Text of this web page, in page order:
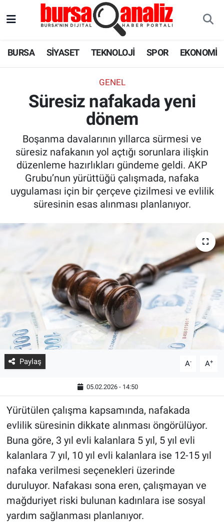
BURSA SİYASET TEKNOLOJİ SPOR EKONOMİ
GENEL
Süresiz nafakada yeni
dönem
Boşanma davalarının yıllarca sürmesi ve
süresiz nafakanın yol açtığı sorunlara ilişkin
düzenleme hazırlıkları gündeme geldi. AKP
Grubu’nun yürüttüğü çalışmada, nafaka
uygulaması için bir çerçeve çizilmesi ve evlilik
süresinin esas alınması planlanıyor.
Paylaş A- A+
05.02.2026 - 14:50
Yürütülen çalışma kapsamında, nafakada
evlilik süresinin dikkate alınması öngörülüyor.
Buna göre, 3 yıl evli kalanlara 5 yıl, 5 yıl evli
kalanlara 7 yıl, 10 yıl evli kalanlara ise 12-15 yıl
nafaka verilmesi seçenekleri üzerinde
duruluyor. Nafakası sona eren, çalışmayan ve
mağduriyet riski bulunan kadınlara ise sosyal
yardım sağlanması planlanıyor.
EKONOMİ
SAĞLIK
ASTROLOJİ
Süper Lig Puan Durumu ve Fikstür
Tüm Manşetler
Son Dakika Haberleri
Haber Arşivi